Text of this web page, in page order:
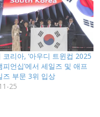
코리아, ‘아우디 트윈컵 2025
피언십’에서 세일즈 및 애프
즈 부문 3위 입상
25